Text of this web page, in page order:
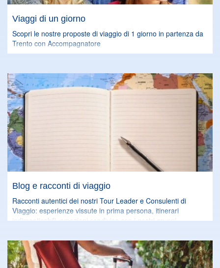
Viaggi di un giorno
Scopri le nostre proposte di viaggio di 1 giorno in partenza da
Trento con Accompagnatore
Blog e racconti di viaggio
Racconti autentici dei nostri Tour Leader e Consulenti di
Viaggio: esperienze vissute in prima persona, itinerari
indimenticabili, emozioni condivise con i nostri gruppi